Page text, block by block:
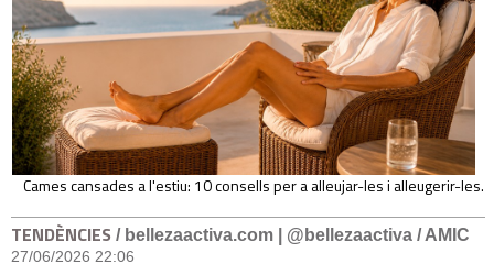
Cames cansades a l'estiu: 10 consells per a alleujar-les i alleugerir-les.
TENDÈNCIES / bellezaactiva.com | @bellezaactiva / AMIC
27/06/2026 22:06